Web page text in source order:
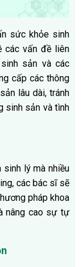
sức khỏe sinh
các vấn đề liên
sản và các
cấp các thông
lâu dài, tránh
sinh sản và tình
lý mà nhiều
các bác sĩ sẽ
pháp khoa
nâng cao sự tự